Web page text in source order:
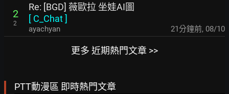
2
2
Re: [BGD] 薇歐拉 坐娃AI圖
[ C_Chat]
ayachyan 21分鐘前, 08/10
更多 近期熱門文章 >>
PTT動漫區 即時熱門文章